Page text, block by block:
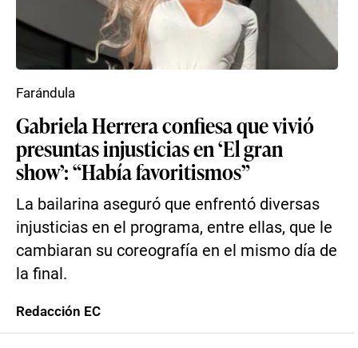
Gabriela Herrera confiesa que vivió
presuntas injusticias en ‘El gran
show’: “Había favoritismos”
La bailarina aseguró que enfrentó diversas
injusticias en el programa, entre ellas, que le
cambiaran su coreografía en el mismo día de
la final.
Farándula
Redacción EC